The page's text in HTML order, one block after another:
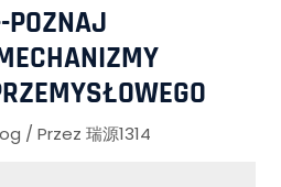
POZNAJ
/ Przez瑞源1314